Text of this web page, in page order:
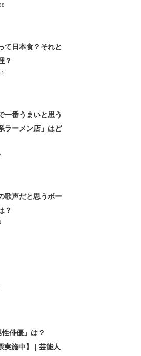
て日本食？それと
？
一番うまいと思う
ラーメン店」はど
歌声だと思うボー
？
俳優」は？
実施中】 | 芸能人